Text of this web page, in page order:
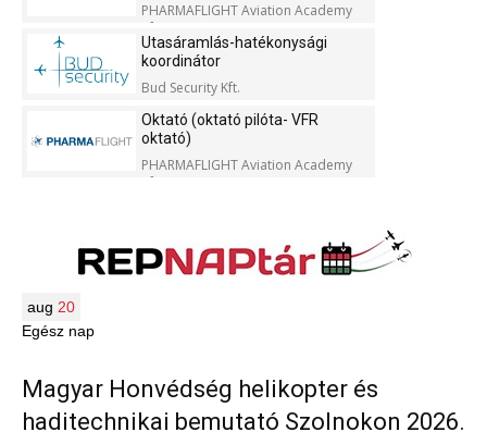
PHARMAFLIGHT Aviation Academy
Kft.
Utasáramlás-hatékonysági
koordinátor
Bud Security Kft.
Oktató (oktató pilóta- VFR
oktató)
PHARMAFLIGHT Aviation Academy
Kft.
aug 20
Egész nap
Magyar Honvédség helikopter és
haditechnikai bemutató Szolnokon 2026.